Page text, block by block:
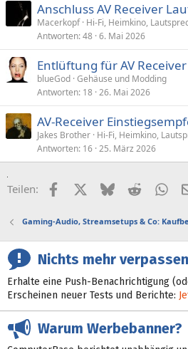
Anschluss AV Receiver
Macerkopf Hi-Fi, Heimkino,
Antworten 48 6. Mai 2026
Entlüftung für AV Receiver
blueGod Gehäuse und Modding
Antworten 18 26. Mai 2026
AV-Receiver
Jakes Brother Hi-Fi, Heimkino,
Antworten 16 25. März 2026
Teilen: FacebookX (Twitter)
BlueskyReddit
Gaming-Audio, Streamsetups & Co:
Nichts mehr
Erhalte eine Push-Benachrichtigung
Erscheinen neuer Tests und Berichte:
Warum Werbebanner?